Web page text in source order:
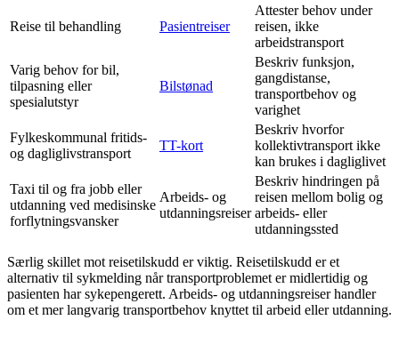
Reise til behandling Pasientreiser
Attester behov under
reisen, ikke
arbeidstransport
Varig behov for bil,
tilpasning eller
spesialutstyr
Bilstønad
Beskriv funksjon,
gangdistanse,
transportbehov og
varighet
Fylkeskommunal fritids-
og dagliglivstransport
TT-kort
Beskriv hvorfor
kollektivtransport ikke
kan brukes i dagliglivet
Taxi til og fra jobb eller
utdanning ved medisinske
forflytningsvansker
Arbeids- og
utdanningsreiser
Beskriv hindringen på
reisen mellom bolig og
arbeids- eller
utdanningssted
Særlig skillet mot reisetilskudd er viktig. Reisetilskudd er et
alternativ til sykmelding når transportproblemet er midlertidig og
pasienten har sykepengerett. Arbeids- og utdanningsreiser handler
om et mer langvarig transportbehov knyttet til arbeid eller utdanning.